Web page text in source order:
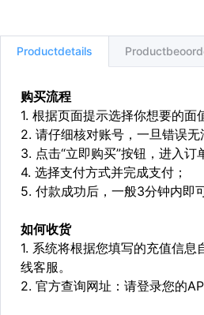
Productdetails
购买流程
1. 根据页面提示选择你想要的面
2. 请仔细核对账号，一旦错误无
3. 点击“立即购买”按钮，进入
4. 选择支付方式并完成支付；
5. 付款成功后，一般3分钟内即
如何收货
1. 系统将根据您填写的充值信
线客服。
2. 官方查询网址：请登录您的